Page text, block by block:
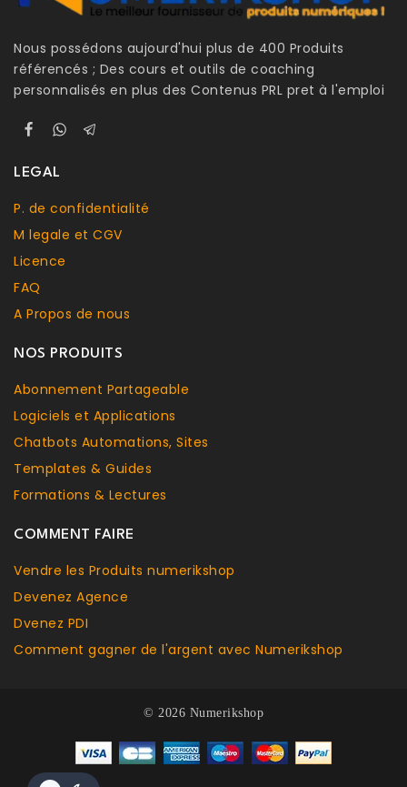
Nous possédons aujourd'hui plus de 400 Produits
référencés ; Des cours et outils de coaching
personnalisés en plus des Contenus PRL pret à l'emploi
LEGAL
P. de confidentialité
M legale et CGV
Licence
FAQ
A Propos de nous
NOS PRODUITS
Abonnement Partageable
Logiciels et Applications
Chatbots Automations, Sites
Templates & Guides
Formations & Lectures
COMMENT FAIRE
Vendre les Produits numerikshop
Devenez Agence
Dvenez PDI
Comment gagner de l'argent avec Numerikshop
© 2026 Numerikshop